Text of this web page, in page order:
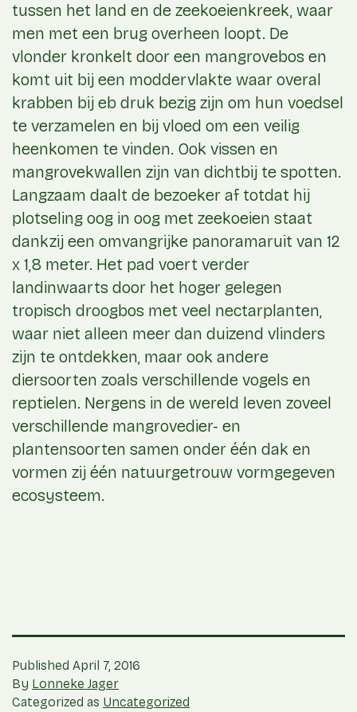
tussen het land en de zeekoeienkreek, waar
men met een brug overheen loopt. De
vlonder kronkelt door een mangrovebos en
komt uit bij een moddervlakte waar overal
krabben bij eb druk bezig zijn om hun voedsel
te verzamelen en bij vloed om een veilig
heenkomen te vinden. Ook vissen en
mangrovekwallen zijn van dichtbij te spotten.
Langzaam daalt de bezoeker af totdat hij
plotseling oog in oog met zeekoeien staat
dankzij een omvangrijke panoramaruit van 12
x 1,8 meter. Het pad voert verder
landinwaarts door het hoger gelegen
tropisch droogbos met veel nectarplanten,
waar niet alleen meer dan duizend vlinders
zijn te ontdekken, maar ook andere
diersoorten zoals verschillende vogels en
reptielen. Nergens in de wereld leven zoveel
verschillende mangrovedier- en
plantensoorten samen onder één dak en
vormen zij één natuurgetrouw vormgegeven
ecosysteem.
Published April 7, 2016
By Lonneke Jager
Categorized as Uncategorized